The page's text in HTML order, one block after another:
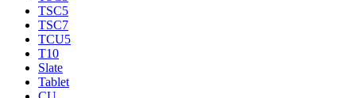
TSC5
TSC7
TCU5
T10
Slate
Tablet